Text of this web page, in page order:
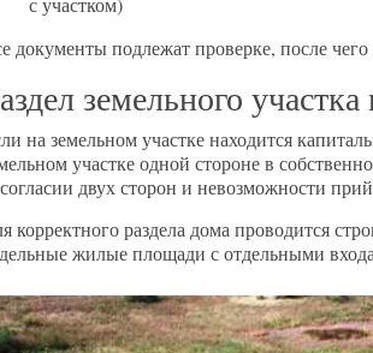
документы подлежат проверке, после
земельного
на земельном участке находится
участке одной стороне в
двух сторон и невозможности
корректного раздела дома проводится
жилые площади с отдельными